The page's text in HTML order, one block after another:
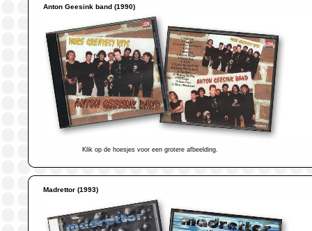
Anton Geesink band (1990)
Klik op de hoesjes voor een grotere afbeelding.
Madrettor (1993)